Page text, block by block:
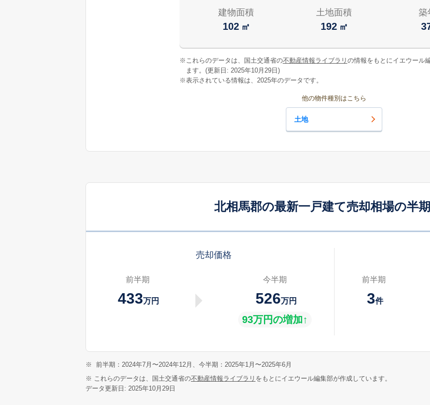
建物面積
102 ㎡
土地面積
192 ㎡
築
※ これらのデータは、国土交通省の不動産情報ライブラリ の情報をもとにイエウール
ます。(更新日: 2025年10月29日)
※表示されている情報は、2025年のデータです。
他の物件種別はこちら
土地
北相馬郡の最新一戸建て売却相場の半
売却価格
前半期
433万円
今半期
526万円
93万円の増加↑
前半期
3件
※
前半期：2024年7月〜2024年12月、今半期：2025年1月〜2025年6月
※ これらのデータは、国土交通省の不動産情報ライブラリ をもとにイエウール編集部が作成しています。
データ更新日: 2025年10月29日